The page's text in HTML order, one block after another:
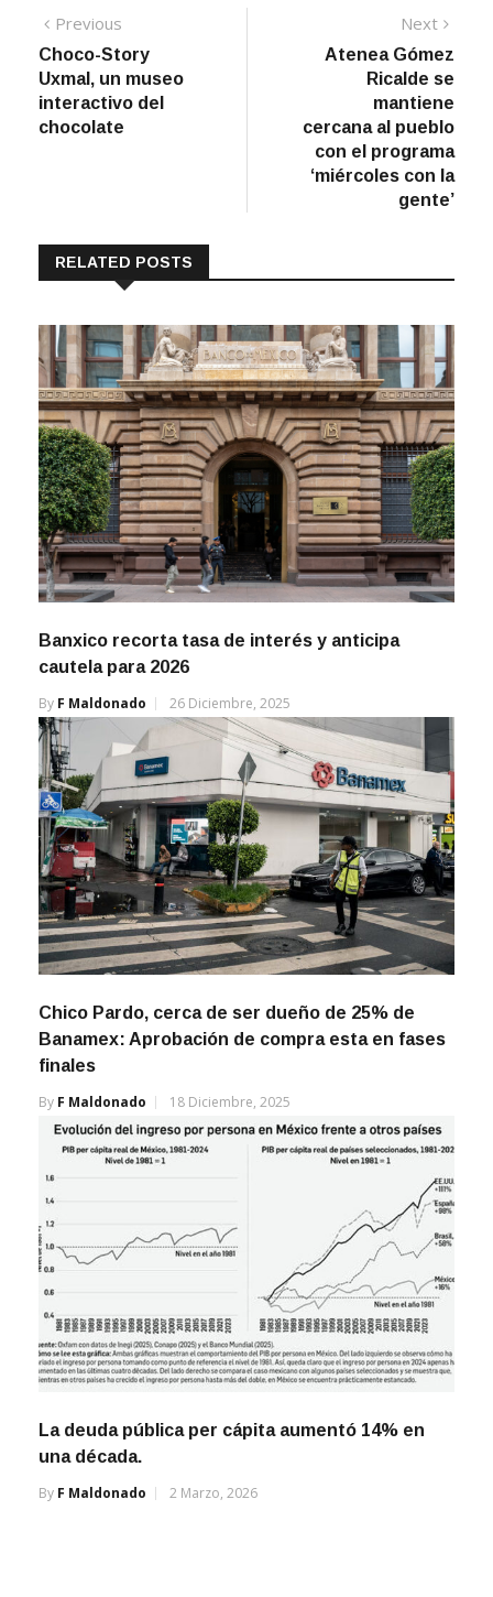
Navegación
de
entradas
Previous
post:
Choco-Story
Uxmal, un museo
interactivo del
chocolate
Next
Atenea Gómez
Ricalde se
mantiene
cercana al pueblo
con el programa
‘miércoles con la
gente’
RELATED POSTS
Banxico recorta tasa de interés y anticipa
cautela para 2026
By F Maldonado 26 Diciembre, 2025
Chico Pardo, cerca de ser dueño de 25% de
Banamex: Aprobación de compra esta en fases
finales
By F Maldonado 18 Diciembre, 2025
La deuda pública per cápita aumentó 14% en
una década.
By F Maldonado 2 Marzo, 2026